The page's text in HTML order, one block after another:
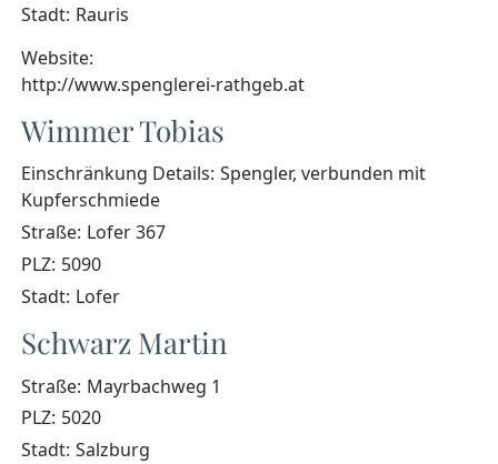
Stadt: Rauris
Website:
http://www.spenglerei-rathgeb.at
Wimmer Tobias
Einschränkung Details: Spengler, verbunden mit
Kupferschmiede
Straße: Lofer 367
PLZ: 5090
Stadt: Lofer
Schwarz Martin
Straße: Mayrbachweg 1
PLZ: 5020
Stadt: Salzburg